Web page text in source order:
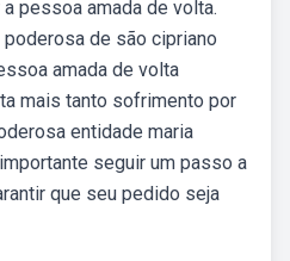
pessoa amada de volta.
de são cipriano
amada de volta
mais tanto sofrimento por
entidade maria
seguir um passo a
que seu pedido seja